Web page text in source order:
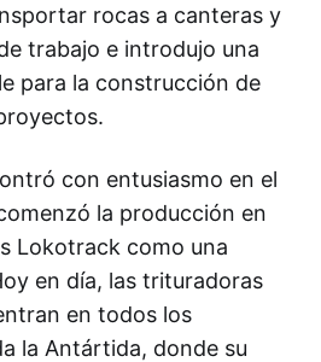
rocas a canteras y
trabajo e introdujo una
para la construcción de
con entusiasmo en el
la producción en
Lokotrack como una
en día, las trituradoras
en todos los
la Antártida, donde su